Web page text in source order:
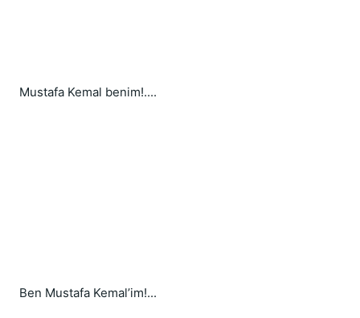
Mustafa Kemal benim!....
Ben Mustafa Kemal’im!...